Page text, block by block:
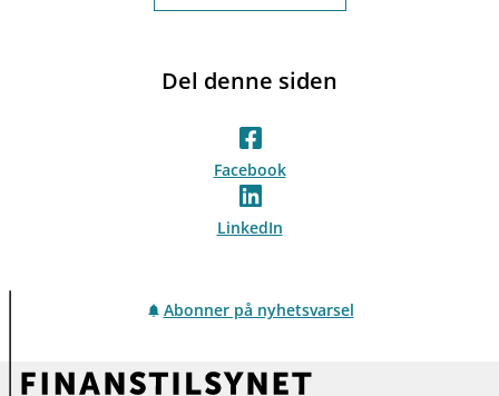
Del denne siden
Facebook
LinkedIn
Abonner på nyhetsvarsel